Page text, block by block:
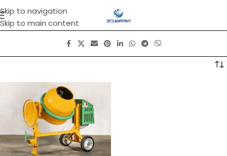
Skip to navigation
Skip to main content